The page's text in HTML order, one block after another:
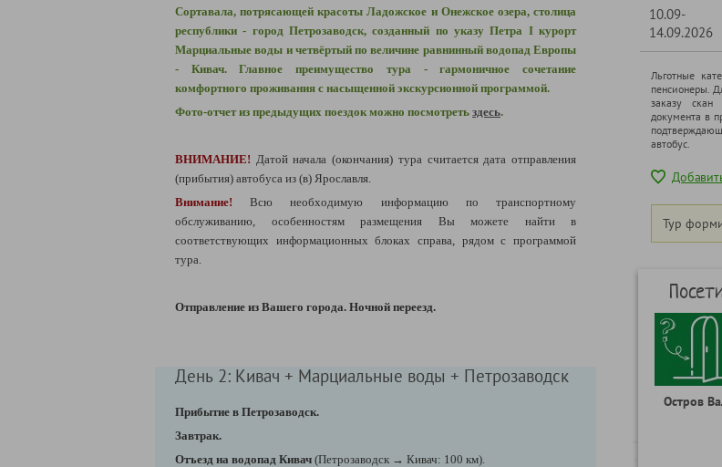
Сортавала, потрясающей красоты Ладожское и Онежское озера, столица
республики - город Петрозаводск, созданный по указу Петра I курорт
Марциальные воды и четвёртый по величине равнинный водопад Европы
- Кивач. Главное преимущество тура - гармоничное сочетание
комфортного проживания с насыщенной экскурсионной программой.
Фото-отчет из предыдущих поездок можно посмотреть здесь.
ВНИМАНИЕ! Датой начала (окончания) тура считается дата отправления
(прибытия) автобуса из (в) Ярославля.
Внимание!
Всю необходимую информацию по транспортному
обслуживанию, особенностям размещения Вы можете найти в
соответствующих информационных блоках справа, рядом с программой
тура.
Отправление из Вашего города. Ночной переезд.
День 2: Кивач + Марциальные воды + Петрозаводск
Прибытие в Петрозаводск.
Завтрак.
Отъезд на водопад Кивач (Петрозаводск → Кивач: 100 км)
10.09-
14.09.2026
Льготные
пенсионеры.
заказу скан
документа в
автобус.
Тур
Остров